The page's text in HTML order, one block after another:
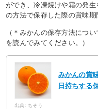
ができ、冷凍焼けや霜の発
の方法で保存した際の賞味期
（＊みかんの保存方法につ
を読んでみてください。）
みかんの賞
日持ちする
出典: ちそう